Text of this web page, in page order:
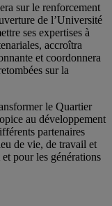
sur le renforcement
de l’Université
ses expertises à
accroîtra
et coordonnera
sur la
le Quartier
au développement
partenaires
de vie, de travail et
pour les générations